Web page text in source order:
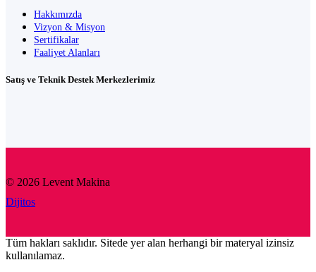
Hakkımızda
Vizyon & Misyon
Sertifikalar
Faaliyet Alanları
Satış ve Teknik Destek Merkezlerimiz
© 2026 Levent Makina
Dijitos
Tüm hakları saklıdır. Sitede yer alan herhangi bir materyal izinsiz
kullanılamaz.